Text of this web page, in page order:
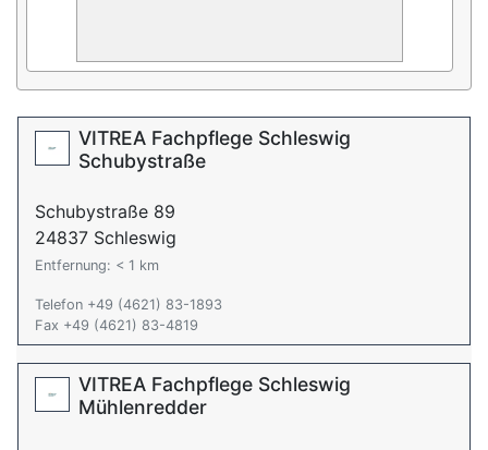
VITREA Fachpflege Schleswig
Schubystraße
Schubystraße 89
24837 Schleswig
Entfernung: < 1 km
Telefon +49 (4621) 83-1893
Fax +49 (4621) 83-4819
VITREA Fachpflege Schleswig
Mühlenredder